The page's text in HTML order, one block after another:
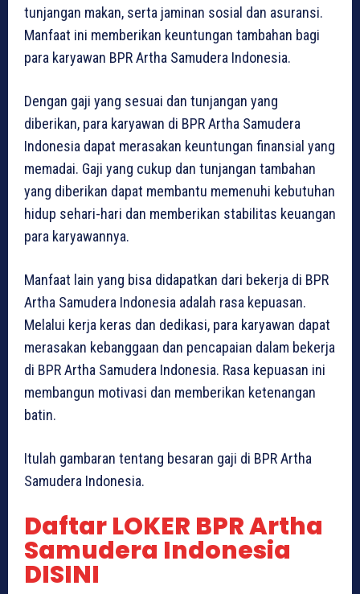
tunjangan makan, serta jaminan sosial dan asuransi.
Manfaat ini memberikan keuntungan tambahan bagi
para karyawan BPR Artha Samudera Indonesia.
Dengan gaji yang sesuai dan tunjangan yang
diberikan, para karyawan di BPR Artha Samudera
Indonesia dapat merasakan keuntungan finansial yang
memadai. Gaji yang cukup dan tunjangan tambahan
yang diberikan dapat membantu memenuhi kebutuhan
hidup sehari-hari dan memberikan stabilitas keuangan
para karyawannya.
Manfaat lain yang bisa didapatkan dari bekerja di BPR
Artha Samudera Indonesia adalah rasa kepuasan.
Melalui kerja keras dan dedikasi, para karyawan dapat
merasakan kebanggaan dan pencapaian dalam bekerja
di BPR Artha Samudera Indonesia. Rasa kepuasan ini
membangun motivasi dan memberikan ketenangan
batin.
Itulah gambaran tentang besaran gaji di BPR Artha
Samudera Indonesia.
Daftar LOKER BPR Artha
Samudera Indonesia
DISINI